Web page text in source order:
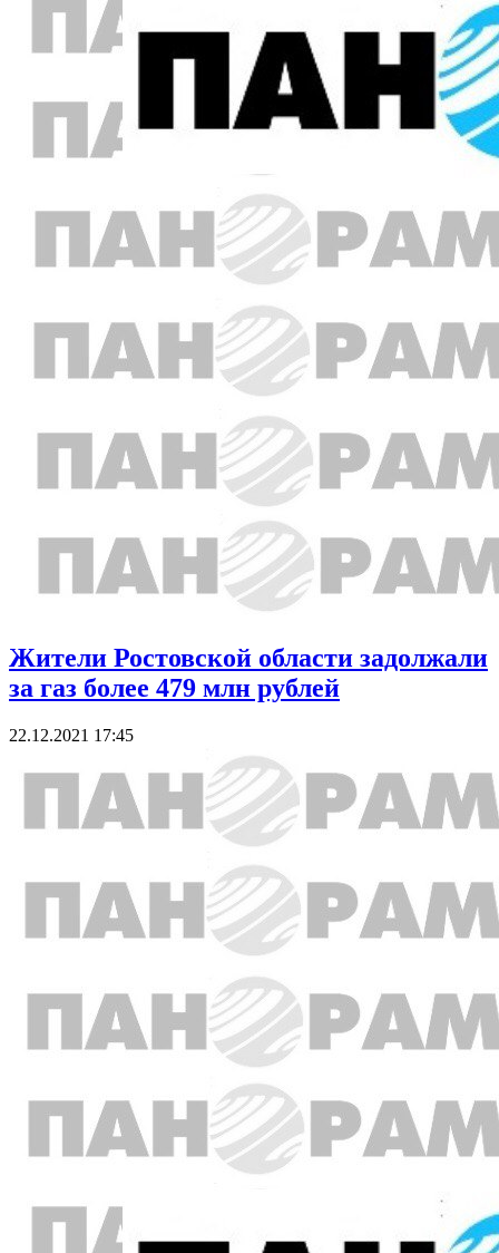
Жители Ростовской области задолжали
за газ более 479 млн рублей
22.12.2021 17:45